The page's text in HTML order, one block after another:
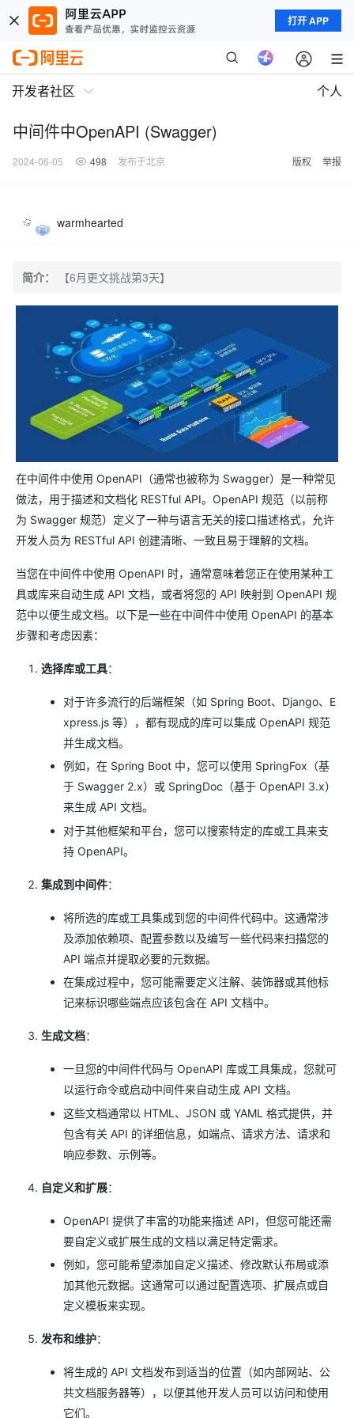
打开 APP
开发者社区 个人
中间件中OpenAPI (Swagger)
2024-06-05 498 发布于北京 版权 举报
warmhearted
简介： 【6月更文挑战第3天】
在中间件中使用 OpenAPI（通常也被称为 Swagger）是一种常见
做法，用于描述和文档化 RESTful API。OpenAPI 规范（以前称
为 Swagger 规范）定义了一种与语言无关的接口描述格式，允许
开发人员为 RESTful API 创建清晰、一致且易于理解的文档。
当您在中间件中使用 OpenAPI 时，通常意味着您正在使用某种工
具或库来自动生成 API 文档，或者将您的 API 映射到 OpenAPI 规
范中以便生成文档。以下是一些在中间件中使用 OpenAPI 的基本
步骤和考虑因素：
选择库或工具：
对于许多流行的后端框架（如 Spring Boot、Django、E
xpress.js 等），都有现成的库可以集成 OpenAPI 规范
并生成文档。
例如，在 Spring Boot 中，您可以使用 SpringFox（基
于 Swagger 2.x）或 SpringDoc（基于 OpenAPI 3.x）
来生成 API 文档。
对于其他框架和平台，您可以搜索特定的库或工具来支
持 OpenAPI。
集成到中间件：
将所选的库或工具集成到您的中间件代码中。这通常涉
及添加依赖项、配置参数以及编写一些代码来扫描您的
API 端点并提取必要的元数据。
在集成过程中，您可能需要定义注解、装饰器或其他标
记来标识哪些端点应该包含在 API 文档中。
生成文档：
一旦您的中间件代码与 OpenAPI 库或工具集成，您就可
以运行命令或启动中间件来自动生成 API 文档。
这些文档通常以 HTML、JSON 或 YAML 格式提供，并
包含有关 API 的详细信息，如端点、请求方法、请求和
响应参数、示例等。
自定义和扩展：
OpenAPI 提供了丰富的功能来描述 API，但您可能还需
要自定义或扩展生成的文档以满足特定需求。
例如，您可能希望添加自定义描述、修改默认布局或添
加其他元数据。这通常可以通过配置选项、扩展点或自
定义模板来实现。
发布和维护：
将生成的 API 文档发布到适当的位置（如内部网站、公
共文档服务器等），以便其他开发人员可以访问和使用
它们。